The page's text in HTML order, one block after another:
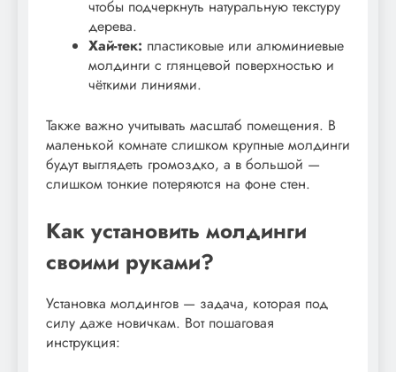
чтобы подчеркнуть натуральную текстуру
дерева.
Хай-тек: пластиковые или алюминиевые
молдинги с глянцевой поверхностью и
чёткими линиями.
Также важно учитывать масштаб помещения. В
маленькой комнате слишком крупные молдинги
будут выглядеть громоздко, а в большой —
слишком тонкие потеряются на фоне стен.
Как установить молдинги
своими руками?
Установка молдингов — задача, которая под
силу даже новичкам. Вот пошаговая
инструкция: